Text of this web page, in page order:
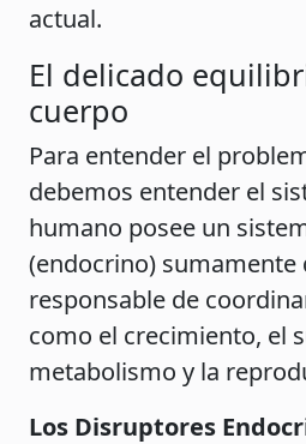
actual.
El delicado
cuerpo
Para entender el
debemos entender el
humano posee un
(endocrino) sumamente
responsable de
como el crecimiento, el
metabolismo y la
Los Disruptores